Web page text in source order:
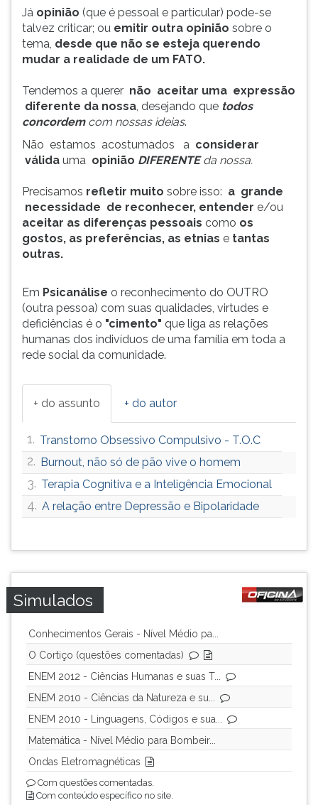
Já opinião (que é pessoal e particular) pode-se
talvez criticar; ou emitir outra opinião sobre o
tema, desde que não se esteja querendo
mudar a realidade de um FATO.
Tendemos a querer não aceitar uma expressão
diferente da nossa, desejando que todos
concordemcom nossas ideias.
Não estamos acostumados a considerar
válida uma opinião DIFERENTEda nossa.
Precisamos refletir muito sobre isso: a grande
necessidade de reconhecer, entender e/ou
aceitar as diferenças pessoais como os
gostos, as preferências, as etnias e tantas
outras.
Em Psicanálise o reconhecimento do OUTRO
(outra pessoa) com suas qualidades, virtudes e
deficiências é o "cimento" que liga as relações
humanas dos indivíduos de uma família em toda a
rede social da comunidade.
+ do assunto + do autor
1. Transtorno Obsessivo Compulsivo - T.O.C
2. Burnout, não só de pão vive o homem
3. Terapia Cognitiva e a Inteligência Emocional
4. A relação entre Depressão e Bipolaridade
Simulados
Conhecimentos Gerais - Nível Médio pa...
O Cortiço (questões comentadas)
ENEM 2012 - Ciências Humanas e suas T...
ENEM 2010 - Ciências da Natureza e su...
ENEM 2010 - Linguagens, Códigos e sua...
Matemática - Nível Médio para Bombeir...
Ondas Eletromagnéticas
Com questões comentadas.
Com conteúdo específico no site.